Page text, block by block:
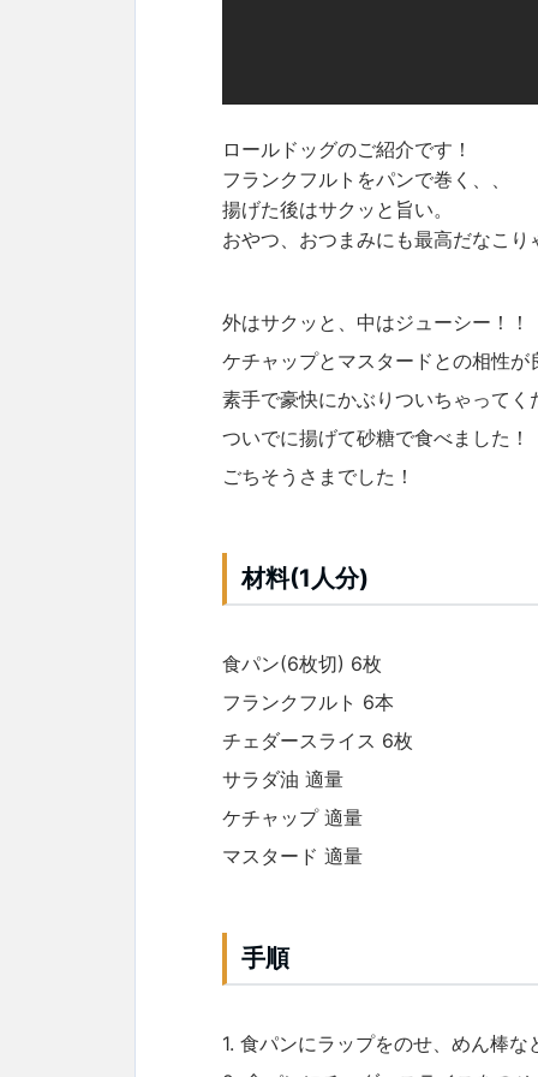
ロールドッグのご紹介です！
フランクフルトをパンで巻く、、
揚げた後はサクッと旨い。
おやつ、おつまみにも最高だなこり
外はサクッと、中はジューシー！！
ケチャップとマスタードとの相性が
素手で豪快にかぶりついちゃってく
ついでに揚げて砂糖で食べました！
ごちそうさまでした！
材料(1人分)
食パン(6枚切) 6枚
フランクフルト 6本
チェダースライス 6枚
サラダ油 適量
ケチャップ 適量
マスタード 適量
手順
1. 食パンにラップをのせ、めん棒な